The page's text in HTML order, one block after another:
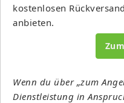
kostenlosen
anbieten.
Wenn du über „zum
Dienstleistung in